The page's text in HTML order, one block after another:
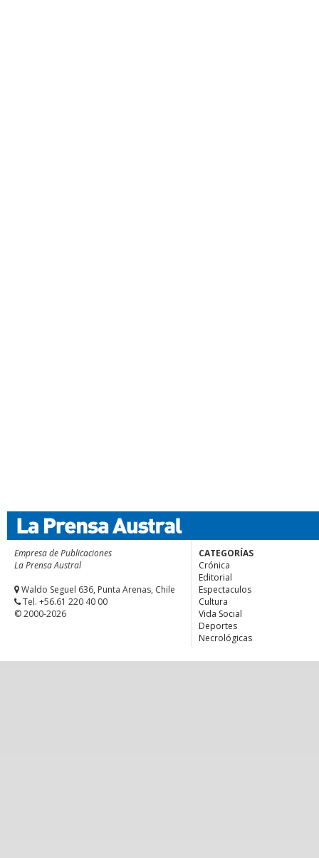
Empresa de Publicaciones
La Prensa Austral
Waldo Seguel 636, Punta Arenas, Chile
Tel. +56.61 220 40 00
© 2000-2026
CATEGORÍAS
Crónica
Editorial
Espectaculos
Cultura
Vida Social
Deportes
Necrológicas